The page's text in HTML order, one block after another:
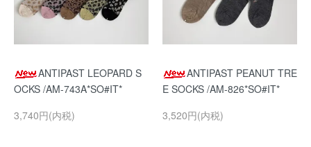
ANTIPAST LEOPARD S
OCKS /AM-743A*SO#IT*
3,740円(内税)
ANTIPAST PEANUT TRE
E SOCKS /AM-826*SO#IT*
3,520円(内税)